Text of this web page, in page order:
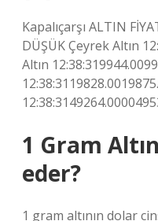
Kapalıçarşı ALTIN
DÜŞÜK Çeyrek Altın
Altın
1 Gram
eder?
1 gram altının dolar